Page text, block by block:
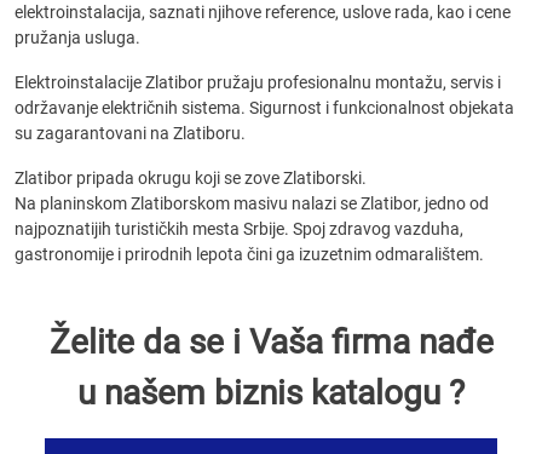
elektroinstalacija, saznati njihove reference, uslove rada, kao i cene
pružanja usluga.
Elektroinstalacije Zlatibor pružaju profesionalnu montažu, servis i
održavanje električnih sistema. Sigurnost i funkcionalnost objekata
su zagarantovani na Zlatiboru.
Zlatibor pripada okrugu koji se zove Zlatiborski.
Na planinskom Zlatiborskom masivu nalazi se Zlatibor, jedno od
najpoznatijih turističkih mesta Srbije. Spoj zdravog vazduha,
gastronomije i prirodnih lepota čini ga izuzetnim odmaralištem.
Želite da se i Vaša firma nađe
u našem biznis katalogu ?